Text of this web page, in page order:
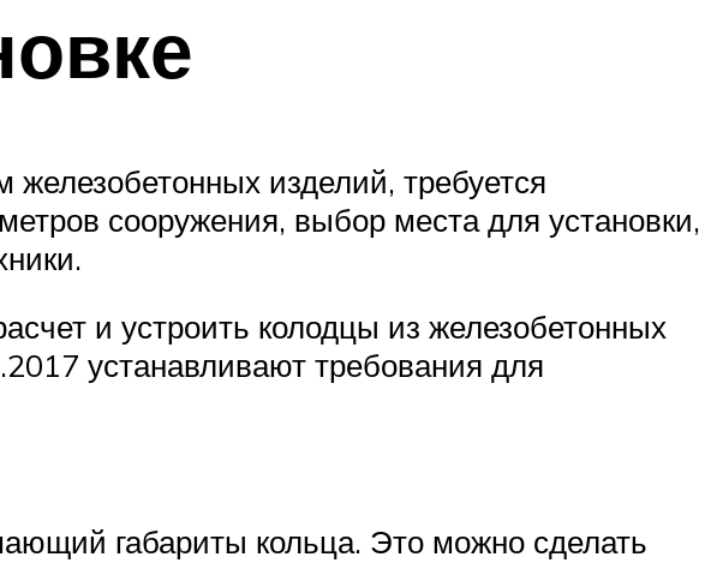
изделий, требуется
сооружения, выбор места для установки,
и устроить колодцы из железобетонных
устанавливают требования для
габариты кольца. Это можно сделать